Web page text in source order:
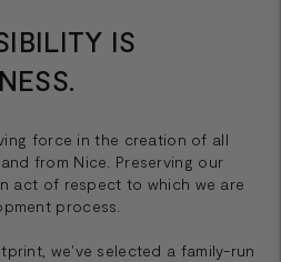
IS
force in the creation of all
from Nice. Preserving our
act of respect to which we are
process.
we've selected a family-run